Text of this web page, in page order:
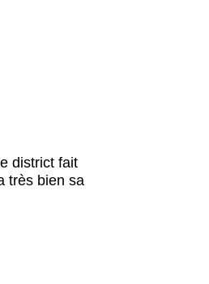
district fait
très bien sa